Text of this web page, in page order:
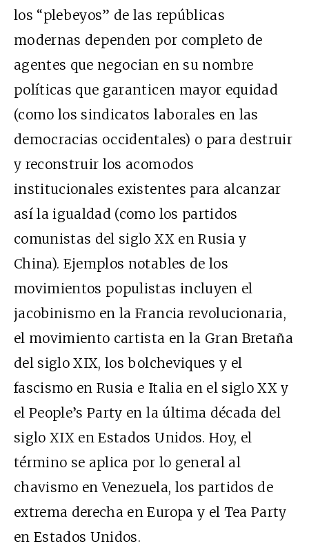
los “plebeyos” de las repúblicas
modernas dependen por completo de
agentes que negocian en su nombre
políticas que garanticen mayor equidad
(como los sindicatos laborales en las
democracias occidentales) o para destruir
y reconstruir los acomodos
institucionales existentes para alcanzar
así la igualdad (como los partidos
comunistas del siglo XX en Rusia y
China). Ejemplos notables de los
movimientos populistas incluyen el
jacobinismo en la Francia revolucionaria,
el movimiento cartista en la Gran Bretaña
del siglo XIX, los bolcheviques y el
fascismo en Rusia e Italia en el siglo XX y
el People’s Party en la última década del
siglo XIX en Estados Unidos. Hoy, el
término se aplica por lo general al
chavismo en Venezuela, los partidos de
extrema derecha en Europa y el Tea Party
en Estados Unidos.